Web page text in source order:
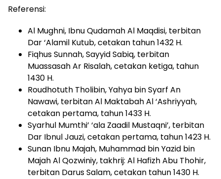
Referensi:
Al Mughni, Ibnu Qudamah Al Maqdisi, terbitan
Dar ‘Alamil Kutub, cetakan tahun 1432 H.
Fiqhus Sunnah, Sayyid Sabiq, terbitan
Muassasah Ar Risalah, cetakan ketiga, tahun
1430 H.
Roudhotuth Tholibin, Yahya bin Syarf An
Nawawi, terbitan Al Maktabah Al ‘Ashriyyah,
cetakan pertama, tahun 1433 H.
Syarhul Mumthi’ ‘ala Zaadil Mustaqni’, terbitan
Dar Ibnul Jauzi, cetakan pertama, tahun 1423 H.
Sunan Ibnu Majah, Muhammad bin Yazid bin
Majah Al Qozwiniy, takhrij: Al Hafizh Abu Thohir,
terbitan Darus Salam, cetakan tahun 1430 H.